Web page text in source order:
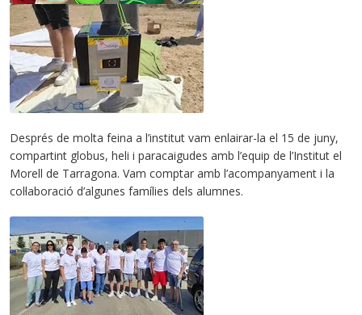
Després de molta feina a l’institut vam enlairar-la el 15 de juny,
compartint globus, heli i paracaigudes amb l’equip de l’Institut el
Morell de Tarragona. Vam comptar amb l’acompanyament i la
col·laboració d’algunes famílies dels alumnes.